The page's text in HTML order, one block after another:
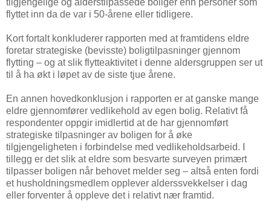
flyttet inn da de var i 50-årene eller tidligere.
Kort fortalt konkluderer rapporten med at framtidens eldre
foretar strategiske (bevisste) boligtilpasninger gjennom
flytting – og at slik flytteaktivitet i denne aldersgruppen ser ut
til å ha økt i løpet av de siste tjue årene.
En annen hovedkonklusjon i rapporten er at ganske mange
eldre gjennomfører vedlikehold av egen bolig. Relativt få
respondenter oppgir imidlertid at de har gjennomført
strategiske tilpasninger av boligen for å øke
tilgjengeligheten i forbindelse med vedlikeholdsarbeid. I
tillegg er det slik at eldre som besvarte surveyen primært
tilpasser boligen når behovet melder seg – altså enten fordi
et husholdningsmedlem opplever alderssvekkelser i dag
eller forventer å oppleve det i relativt nær framtid.